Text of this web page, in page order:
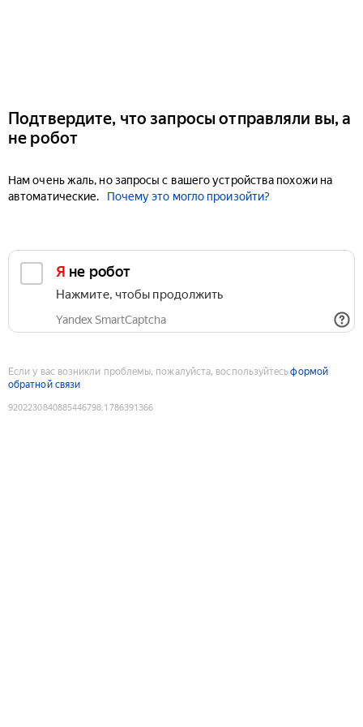
Подтвердите, что запросы отправляли вы, а
не робот
Нам очень жаль, но запросы с вашего устройства похожи на
автоматические.
Почему это могло произойти?
Я не робот
Нажмите, чтобы продолжить
Yandex SmartCaptcha
Если у вас возникли проблемы, пожалуйста, воспользуйтесьформой
обратной связи
9202230840885446798:1786391366